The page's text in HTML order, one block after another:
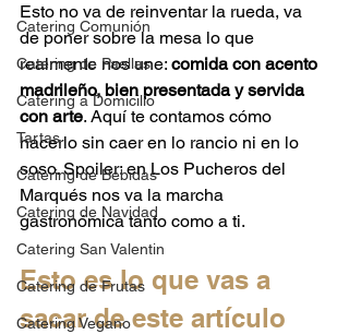
Catering Comunión
Catering de Paellas
Catering a Domicilio
Tartas
Catering de Bebidas
Catering de Navidad
Catering San Valentin
Catering de Frutas
Catering Vegano
Esto no va de reinventar la rueda, va
de poner sobre la mesa lo que
realmente nos une: comida con acento
madrileño, bien presentada y servida
con arte. Aquí te contamos cómo
hacerlo sin caer en lo rancio ni en lo
soso. Spoiler: en Los Pucheros del
Marqués nos va la marcha
gastronómica tanto como a ti.
Esto es lo que vas a
sacar de este artículo